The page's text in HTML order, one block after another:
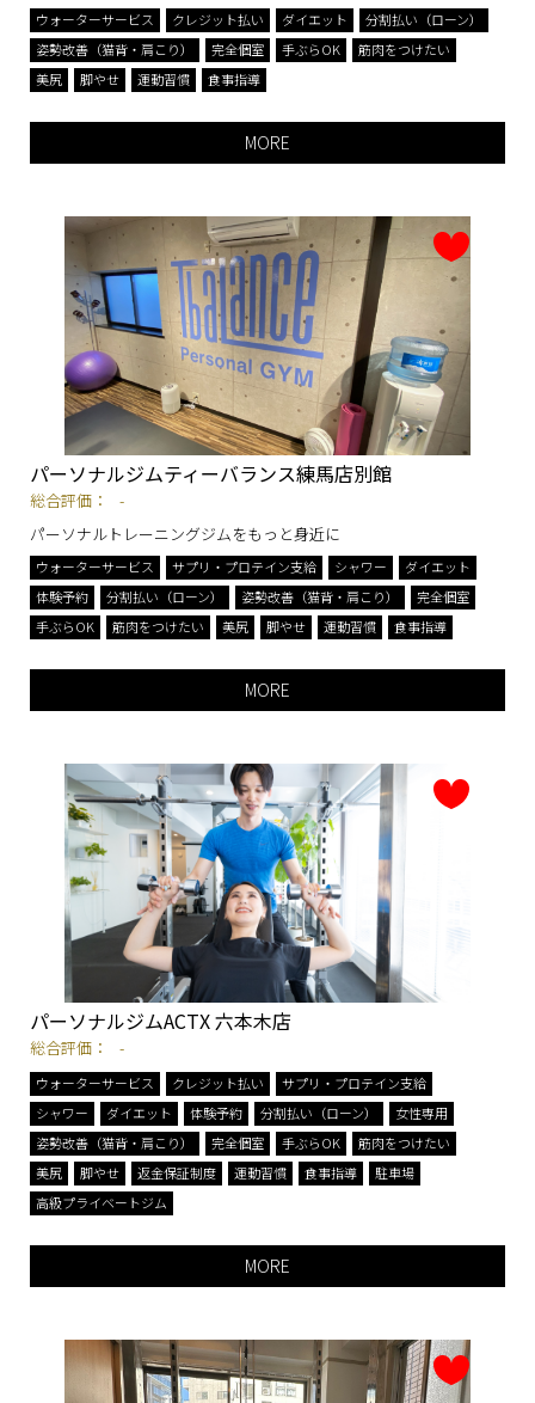
ウォーターサービス クレジット払い ダイエット
分割払い（ローン）
姿勢改善（猫背・肩こり）
完全個室 手ぶらOK
筋肉をつけたい
美尻
脚やせ 運動習慣 食事指導
MORE
パーソナルジムティーバランス練馬店別館
総合評価：
-
パーソナルトレーニングジムをもっと身近に
ウォーターサービス サプリ・プロテイン支給 シャワー
ダイエット
体験予約
分割払い（ローン） 姿勢改善（猫背・肩こり）
完全個室
手ぶらOK
筋肉をつけたい 美尻 脚やせ 運動習慣 食事指導
MORE
パーソナルジムACTX 六本木店
総合評価： -
ウォーターサービス クレジット払い
サプリ・プロテイン支給
シャワー
ダイエット 体験予約 分割払い（ローン）
女性専用
姿勢改善（猫背・肩こり）
完全個室 手ぶらOK
筋肉をつけたい
美尻
脚やせ 返金保証制度 運動習慣 食事指導
駐車場
高級プライベートジム
MORE